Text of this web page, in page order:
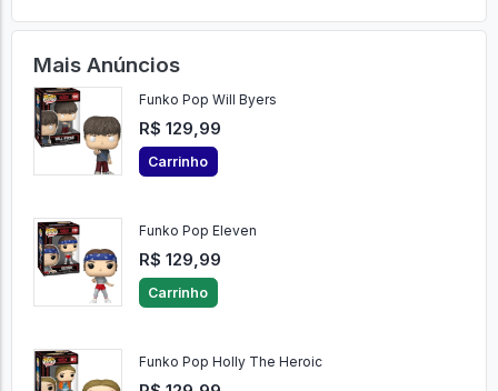
Mais Anúncios
Funko Pop Will Byers
R$ 129,99
Carrinho
Funko Pop Eleven
R$ 129,99
Carrinho
Funko Pop Holly The Heroic